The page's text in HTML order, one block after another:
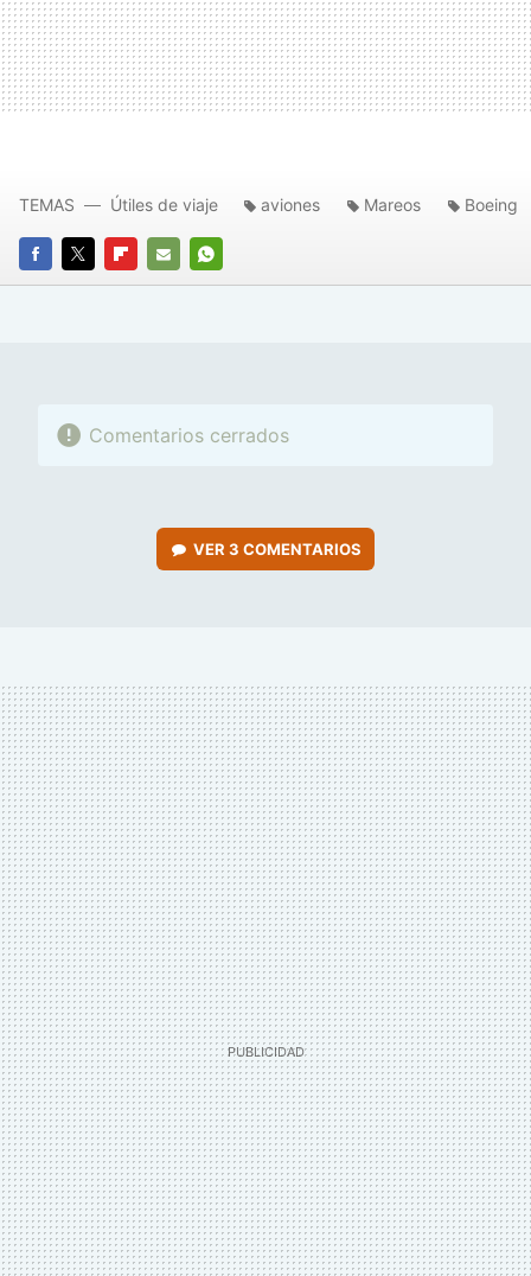
FACEBOOK
TWITTERFLIPBOARD
E-
WHATSAPP
TEMAS Útiles de viaje aviones Mareos Boeing
Comentarios cerrados
VER 3 COMENTARIOS